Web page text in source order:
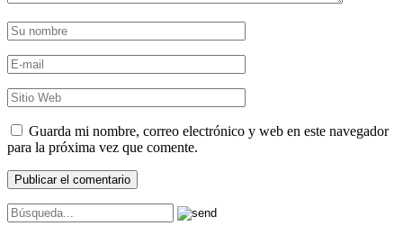
Guarda mi nombre, correo electrónico y web en este navegador
para la próxima vez que comente.